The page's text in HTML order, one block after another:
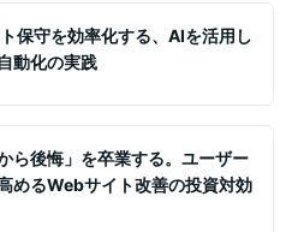
保守を効率化する、AIを活用し
動化の実践
ら後悔」を卒業する。ユーザー
めるWebサイト改善の投資対効